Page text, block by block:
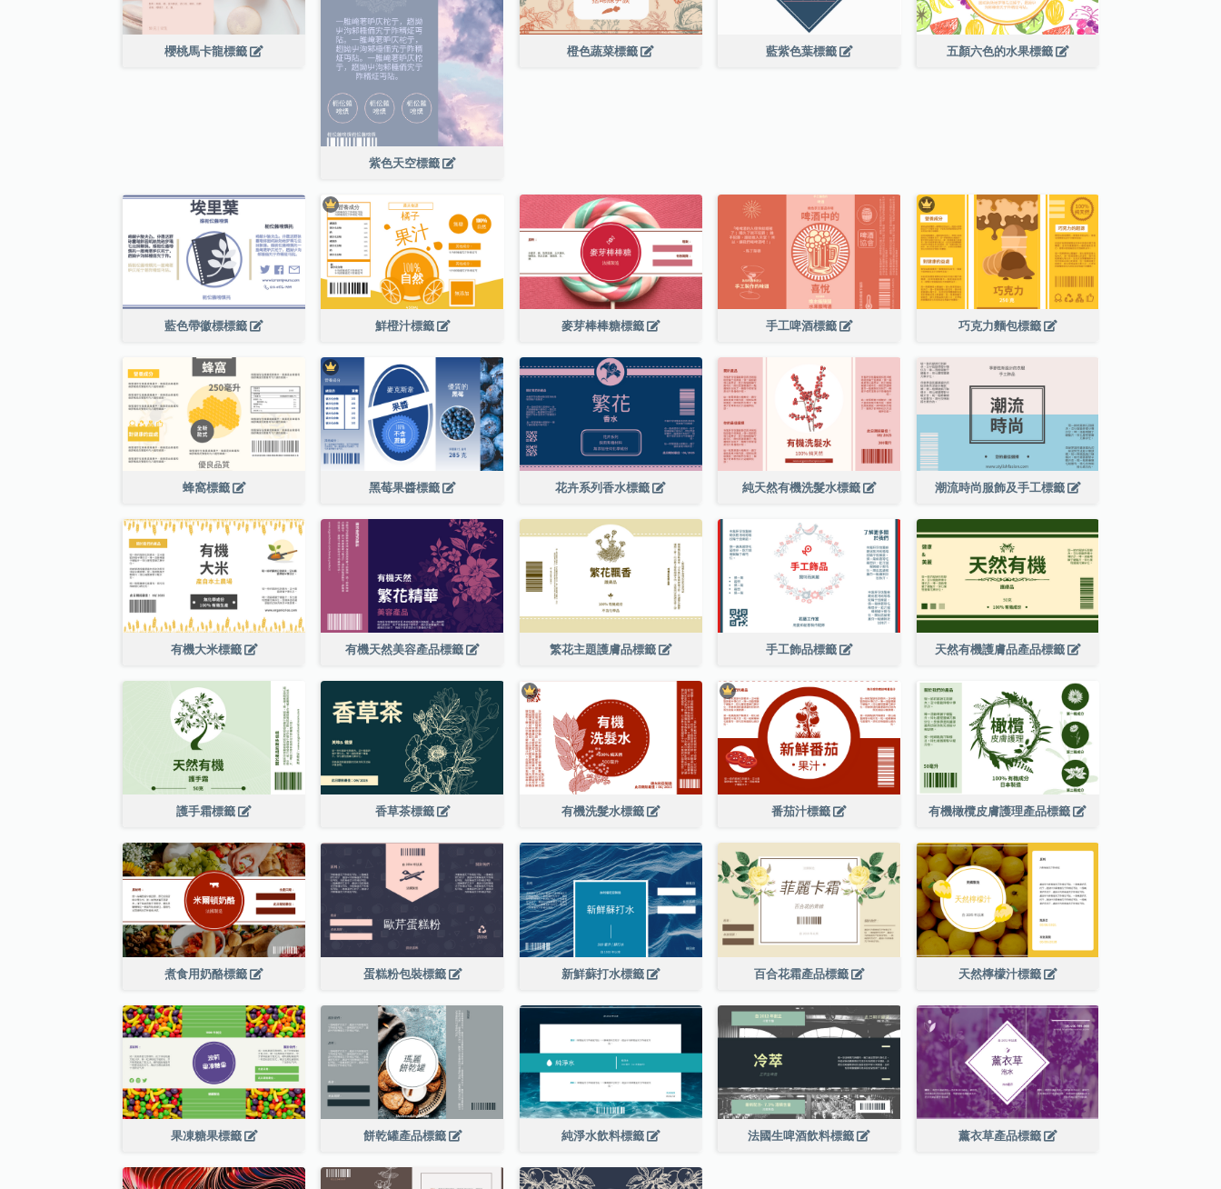
櫻桃馬卡龍標籤
紫色天空標籤
橙色蔬菜標籤 藍紫色葉標籤 五顏六色的水果標籤
藍色帶徽標標籤 鮮橙汁標籤 麥芽棒棒糖標籤 手工啤酒標籤 巧克力麵包標籤
蜂窩標籤 黑莓果醬標籤 花卉系列香水標籤 純天然有機洗髮水標籤 潮流時尚服飾及手工標籤
有機大米標籤 有機天然美容產品標籤 繁花主題護膚品標籤 手工飾品標籤 天然有機護膚品產品標籤
護手霜標籤 香草茶標籤 有機洗髮水標籤 番茄汁標籤 有機橄欖皮膚護理產品標籤
煮食用奶酪標籤 蛋糕粉包裝標籤 新鮮蘇打水標籤 百合花霜產品標籤 天然檸檬汁標籤
果凍糖果標籤 餅乾罐產品標籤 純淨水飲料標籤 法國生啤酒飲料標籤 薰衣草產品標籤